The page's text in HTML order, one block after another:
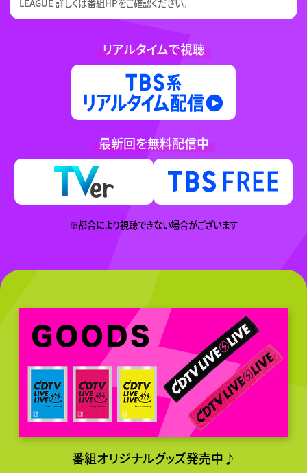
LEAGUE 詳しくは番組HPをご確認ください。
リアルタイムで視聴
最新回を無料配信中
TVer
※都合により視聴できない場合がございます
番組オリジナルグッズ発売中♪